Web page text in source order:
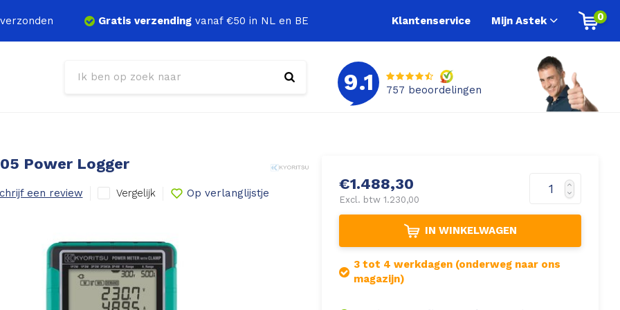
verzonden Gratis verzending vanaf €50 in NL en BE Klantenservice Mijn Astek 0
9.1 757 beoordelingen
Power Logger
een review Vergelijk Op verlanglijstje
€1.488,30
Excl. btw 1.230,00
IN WINKELWAGEN
3 tot 4 werkdagen (onderweg naar ons
magazijn)